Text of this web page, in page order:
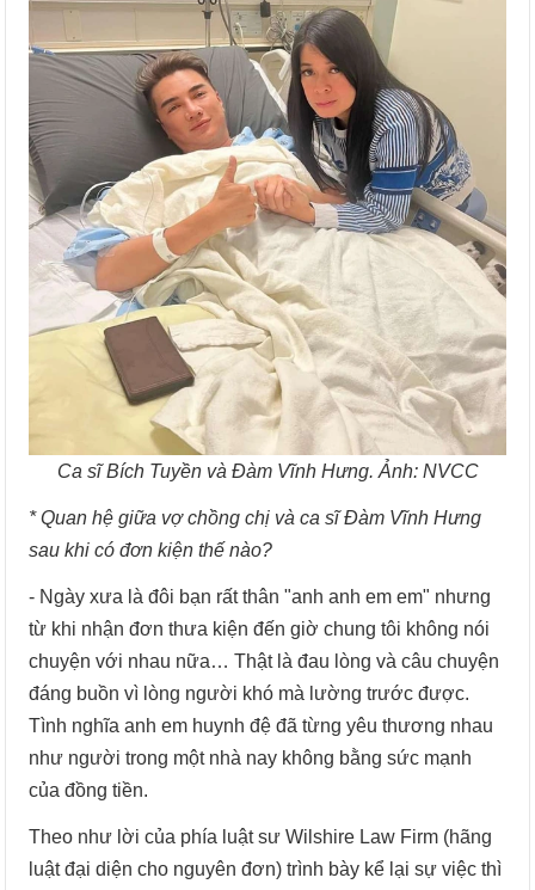
Ca sĩ Bích Tuyền và Đàm Vĩnh Hưng. Ảnh: NVCC
* Quan hệ giữa vợ chồng chị và ca sĩ Đàm Vĩnh Hưng
sau khi có đơn kiện thế nào?
- Ngày xưa là đôi bạn rất thân "anh anh em em" nhưng
từ khi nhận đơn thưa kiện đến giờ chung tôi không nói
chuyện với nhau nữa… Thật là đau lòng và câu chuyện
đáng buồn vì lòng người khó mà lường trước được.
Tình nghĩa anh em huynh đệ đã từng yêu thương nhau
như người trong một nhà nay không bằng sức mạnh
của đồng tiền.
Theo như lời của phía luật sư Wilshire Law Firm (hãng
luật đại diện cho nguyên đơn) trình bày kể lại sự việc thì